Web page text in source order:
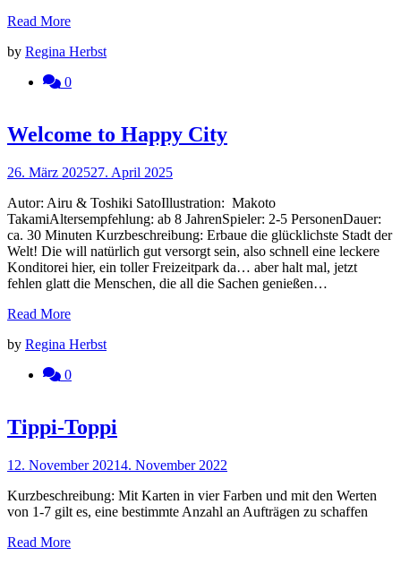
Read More
by Regina Herbst
0
Welcome to Happy City
26. März 202527. April 2025
Autor: Airu & Toshiki SatoIllustration: Makoto
TakamiAltersempfehlung: ab 8 JahrenSpieler: 2-5 PersonenDauer:
ca. 30 Minuten Kurzbeschreibung: Erbaue die glücklichste Stadt der
Welt! Die will natürlich gut versorgt sein, also schnell eine leckere
Konditorei hier, ein toller Freizeitpark da… aber halt mal, jetzt
fehlen glatt die Menschen, die all die Sachen genießen…
Read More
by Regina Herbst
0
Tippi-Toppi
12. November 20214. November 2022
Kurzbeschreibung: Mit Karten in vier Farben und mit den Werten
von 1-7 gilt es, eine bestimmte Anzahl an Aufträgen zu schaffen
Read More